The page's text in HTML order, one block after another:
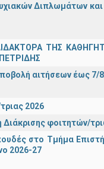
Διπλωμάτων και
ΤΗΣ
αιτήσεων έως 7/
2026
φοιτητών/
στο Τμήμα
2026-27